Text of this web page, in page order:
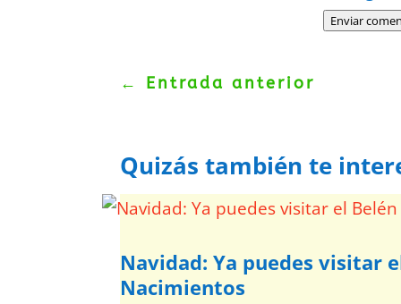
Enviar
← Entrada anterior
Quizás también te
Navidad: Ya puedes visitar
Nacimientos